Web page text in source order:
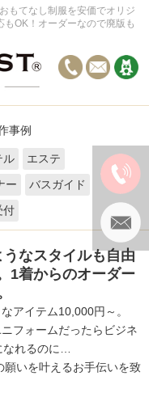
もてなし制服を安価でオリジ
OK！オーダーなので廃版も
事例
ル
エステ
ー
バスガイド
付
なスタイルも自由
1着からのオーダー
アイテム10,000円～。
フォームだったらビジネ
れるのに…
いを叶えるお手伝いを致